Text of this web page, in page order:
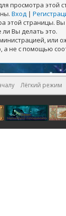
просмотра
Вход |
этой страницы.
Вы делать это.
или
а не с помощью
Лёгкий режим